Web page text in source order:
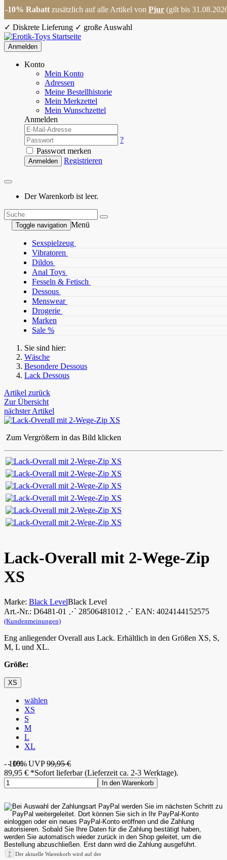
✓ Diskrete Lieferung ✓ große Auswahl
Anmelden
Konto
Mein Konto
Adressen
Meine Bestellhistorie
Mein Merkzettel
Mein Wunschzettel
Anmelden
?
Passwort merken
Anmelden Registrieren
Der Warenkorb ist leer.
Toggle navigation Menü
Sexspielzeug
Vibratoren
Dildos
Anal Toys
Fesseln & Fetisch
Dessous
Menswear
Drogerie
Marken
Sale %
Sie sind hier:
Wäsche
Besondere Dessous
Lack Dessous
Artikel zurück
Zur Übersicht
nächster Artikel
Zum Vergrößern in das Bild klicken
Lack-Overall mit 2-Wege-Zip
XS
Marke: Black LevelBlack Level
Art.-Nr.: D6481-01 ⋰ 28506481012 ⋰ EAN: 4024144152575
(Kundenmeinungen)
Eng anliegender Overall aus Lack. Erhältlich in den Größen XS, S,
M, L und XL.
Größe:
XS
wählen
XS
S
M
L
XL
- 10%
- 10%UVP99,95 €
89,95 € *Sofort lieferbar (Lieferzeit ca. 2-3 Werktage).
In den Warenkorb
?
Der aktuelle Warenkorb wird auf der
-10% Rabatt zusätzlich auf alle Artikel von Pjur (gilt bis